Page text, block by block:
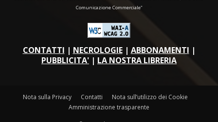
Comunicazione Commerciale"
CONTATTI | NECROLOGIE| ABBONAMENTI |
PUBBLICITA' | LA NOSTRA LIBRERIA
Nota sulla Privacy Contatti
Nota sull’utilizzo dei Cookie
Amministrazione trasparente